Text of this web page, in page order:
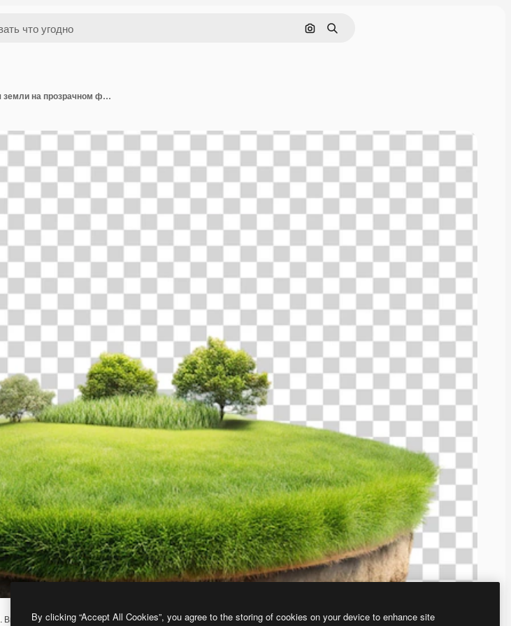
Поиск по изображению
Поиск
. Вы можете создать свой собственный с помощью нашего генератора изображений на основе ИИ.
Сюрреалистический пейзаж поперечного сечения земли на прозрачном фоне
By clicking “Accept All Cookies”, you agree to the storing of cookies on your device to enhance site